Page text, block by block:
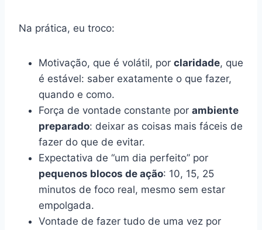
Na prática, eu troco:
Motivação, que é volátil, por claridade, que
é estável: saber exatamente o que fazer,
quando e como.
Força de vontade constante por ambiente
preparado: deixar as coisas mais fáceis de
fazer do que de evitar.
Expectativa de “um dia perfeito” por
pequenos blocos de ação: 10, 15, 25
minutos de foco real, mesmo sem estar
empolgada.
Vontade de fazer tudo de uma vez por